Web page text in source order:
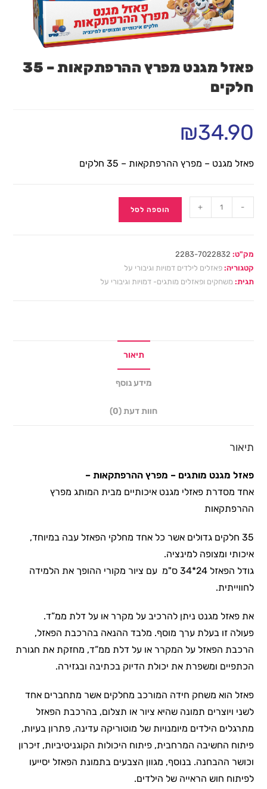
פאזל מגנט מפרץ ההרפתקאות – 35
חלקים
₪34.90
פאזל מגנט – מפרץ ההרפתקאות – 35 חלקים
-
+ הוספה לסל
מק"ט: 2283-7022832
קטגוריה:פאזלים לילדים דמויות וגיבורי על
תגית: משחקים ופאזלים מותגים- דמויות וגיבורי על
תיאור
מידע נוסף
חוות דעת (0)
תיאור
פאזל מגנט מותגים – מפרץ ההרפתקאות –
אחד מסדרת פאזלי מגנט איכותיים מבית המותג מפרץ
ההרפתקאות
35 חלקים גדולים אשר כל אחד מחלקי הפאזל עבה במיוחד,
איכותי ומצופה למינציה.
גודל הפאזל 24*34 ס"מ עם ציור מקורי ההופך את הלמידה
לחווייתית.
את פאזל מגנט ניתן להרכיב על מקרר או על דלת ממ”ד.
פעולה זו בעלת ערך מוסף. מלבד ההנאה בהרכבת הפאזל,
הרכבת הפאזל על המקרר או על דלת ממ”ד, מחזקת את חגורת
הכתפיים ומשפרת את יכולת הדיוק בכתיבה ובגזירה.
פאזל הוא משחק חידה המורכב מחלקים אשר מתחברים אחד
לשני ויוצרים תמונה שהיא ציור או תצלום, בהרכבת הפאזל
מתרגלים הילדים מיומנויות של מוטוריקה עדינה, פתרון בעיות,
פיתוח החשיבה המרחבית, פיתוח היכולות הקוגניטיביות, זיכרון
וכושר ההבחנה. בנוסף, מגוון הצבעים בתמונת הפאזל יסייעו
לפיתוח חוש הראייה של הילדים.